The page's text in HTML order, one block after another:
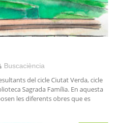
Buscaciència
del cicle Ciutat Verda, cicle
Sagrada Família. En aquesta
les diferents obres que es